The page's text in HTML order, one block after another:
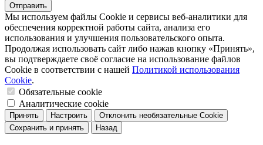
Отправить
Мы используем файлы Cookie и сервисы веб-аналитики для
обеспечения корректной работы сайта, анализа его
использования и улучшения пользовательского опыта.
Продолжая использовать сайт либо нажав кнопку «Принять»,
вы подтверждаете своё согласие на использование файлов
Cookie в соответствии с нашей Политикой использования
Cookie.
Обязательные cookie
Аналитические cookie
Принять Настроить
Отклонить необязательные Cookie
Сохранить и принять
Назад